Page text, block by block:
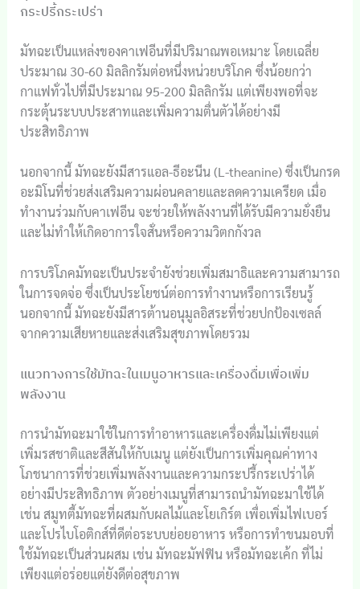
กระปรี้กระเปร่า
มัทฉะเป็นแหล่งของคาเฟอีนที่มีปริมาณพอเหมาะ โดยเฉลี่ย
ประมาณ 30-60 มิลลิกรัมต่อหนึ่งหน่วยบริโภค ซึ่งน้อยกว่า
กาแฟทั่วไปที่มีประมาณ 95-200 มิลลิกรัม แต่เพียงพอที่จะ
กระตุ้นระบบประสาทและเพิ่มความตื่นตัวได้อย่างมี
ประสิทธิภาพ
นอกจากนี้ มัทฉะยังมีสารแอล-ธีอะนีน (L-theanine) ซึ่งเป็นกรด
อะมิโนที่ช่วยส่งเสริมความผ่อนคลายและลดความเครียด เมื่อ
ทำงานร่วมกับคาเฟอีน จะช่วยให้พลังงานที่ได้รับมีความยั่งยืน
และไม่ทำให้เกิดอาการใจสั่นหรือความวิตกกังวล
การบริโภคมัทฉะเป็นประจำยังช่วยเพิ่มสมาธิและความสามารถ
ในการจดจ่อ ซึ่งเป็นประโยชน์ต่อการทำงานหรือการเรียนรู้
นอกจากนี้ มัทฉะยังมีสารต้านอนุมูลอิสระที่ช่วยปกป้องเซลล์
จากความเสียหายและส่งเสริมสุขภาพโดยรวม
แนวทางการใช้มัทฉะในเมนูอาหารและเครื่องดื่มเพื่อเพิ่ม
พลังงาน
การนำมัทฉะมาใช้ในการทำอาหารและเครื่องดื่มไม่เพียงแต่
เพิ่มรสชาติและสีสันให้กับเมนู แต่ยังเป็นการเพิ่มคุณค่าทาง
โภชนาการที่ช่วยเพิ่มพลังงานและความกระปรี้กระเปร่าได้
อย่างมีประสิทธิภาพ ตัวอย่างเมนูที่สามารถนำมัทฉะมาใช้ได้
เช่น สมูทตี้มัทฉะที่ผสมกับผลไม้และโยเกิร์ต เพื่อเพิ่มไฟเบอร์
และโปรไบโอติกส์ที่ดีต่อระบบย่อยอาหาร หรือการทำขนมอบที่
ใช้มัทฉะเป็นส่วนผสม เช่น มัทฉะมัฟฟิน หรือมัทฉะเค้ก ที่ไม่
เพียงแต่อร่อยแต่ยังดีต่อสุขภาพ